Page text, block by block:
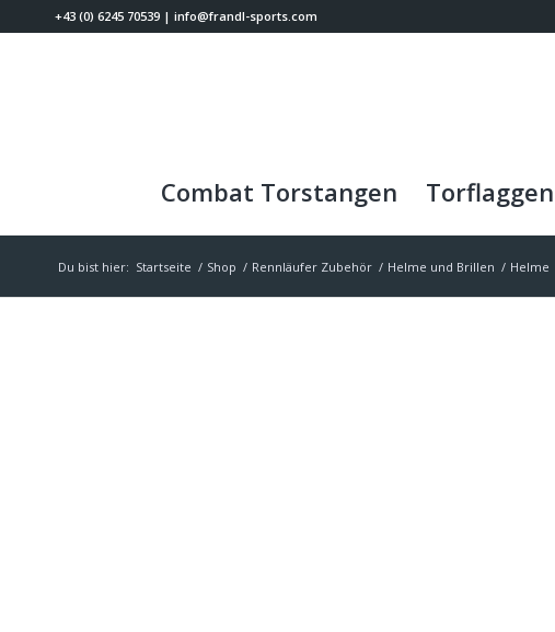
+43 (0) 6245 70539 | info@frandl-sports.com
Combat Torstangen Torflaggen
Du bist hier: Startseite / Shop / Rennläufer Zubehör / Helme und Brillen / Helme